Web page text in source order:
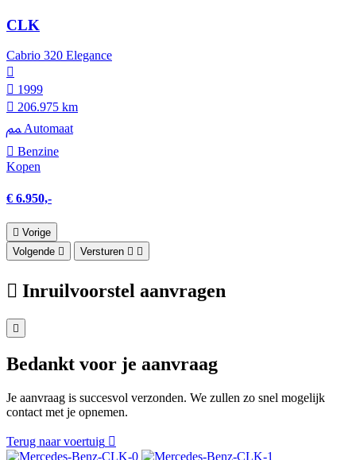
CLK
Cabrio 320 Elegance
1999
206.975 km
Automaat
Benzine
Kopen
€ 6.950,-
Vorige
Volgende
Versturen
Inruilvoorstel aanvragen
Bedankt voor je aanvraag
Je aanvraag is succesvol verzonden. We zullen zo snel mogelijk
contact met je opnemen.
Terug naar voertuig